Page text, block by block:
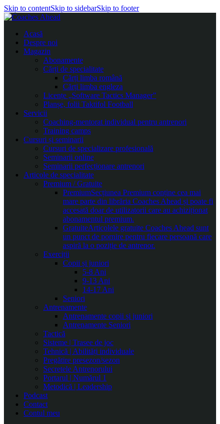
Skip to contentSkip to sidebarSkip to footer
Acasă
Despre noi
Magazin
Abonamente
Cărți de specialitate
Cărți limba română
Cărți limba engleza
Licențe „Software Tactics Manager”
Planșe, folii Taktifol Football
Servicii
Coaching-mentorat individual pentru antrenori
Training camps
Cursuri și seminarii
Cursuri de specializare profesională
Seminarii online
Seminarii perfecționare antrenori
Articole de specialitate
Premium / Gratuite
PremiumSecțiunea Premium conține cea mai
mare parte din librăria Coaches Ahead și poate fi
accesată doar de utilizatorii care au achiziționat
abonamentul premium.
GratuiteArticolele gratuite Coaches Ahead sunt
un punct de pornire pentru fiecare persoană care
aspiră la o poziție de antrenor.
Exerciții
Copii și juniori
5-8 Ani
9-13 Ani
14-17 Ani
Seniori
Antrenamente
Antrenamente copii și juniori
Antrenamente Seniori
Tactică
Sisteme | Trasee de joc
Tehnică | Abilități individuale
Pregătire presezon/sezon
Secretele Antrenorului
Portarul | Numărul 1
Metodică | Leadership
Podcast
Contact
Contul meu